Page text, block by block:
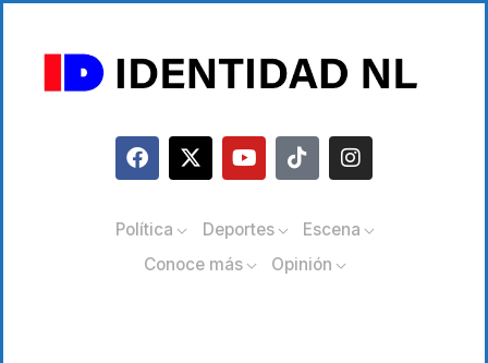
Política Deportes
Escena
Conoce más
Opinión